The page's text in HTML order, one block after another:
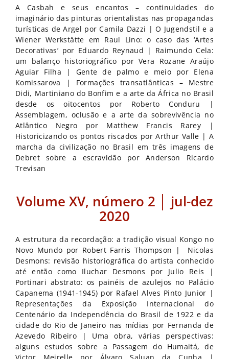
A Casbah e seus encantos – continuidades do
imaginário das pinturas orientalistas nas propagandas
turísticas de Argel por Camila Dazzi | O Jugendstil e a
Wiener Werkstätte em Raul Lino: o caso das ‘Artes
Decorativas’ por Eduardo Reynaud | Raimundo Cela:
um balanço historiográfico por Vera Rozane Araújo
Aguiar Filha | Gente de palmo e meio por Elena
Komissarova | Formações transatlânticas – Mestre
Didi, Martiniano do Bonfim e a arte da África no Brasil
desde os oitocentos por Roberto Conduru |
Assemblagem, oclusão e a arte da sobrevivência no
Atlântico Negro por Matthew Francis Rarey |
Historicizando os pontos riscados por Arthur Valle | A
marcha da civilização no Brasil em três imagens de
Debret sobre a escravidão por Anderson Ricardo
Trevisan
Volume XV, número 2 │ jul-dez
2020
A estrutura da recordação: a tradição visual Kongo no
Novo Mundo por Robert Farris Thompson | Nicolas
Desmons: revisão historiográfica do artista conhecido
até então como Iluchar Desmons por Julio Reis |
Portinari abstrato: os painéis de azulejos no Palácio
Capanema (1941-1945) por Rafael Alves Pinto Junior |
Representações da Exposição Internacional do
Centenário da Independência do Brasil de 1922 e da
cidade do Rio de Janeiro nas mídias por Fernanda de
Azevedo Ribeiro | Uma obra, várias perspectivas:
alguns estudos sobre a Passagem do Humaitá, de
Victor Meirelle por Álvaro Saluan da Cunha |